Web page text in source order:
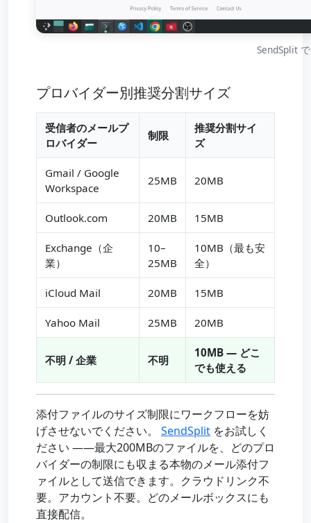
SendSplit
プロバイダー別推奨分割サイズ
受信者のメールプ
ロバイダー
制限
推奨分割サイ
ズ
Gmail / Google
Workspace
25MB 20MB
Outlook.com 20MB 15MB
Exchange（企
業）
10–
25MB
10MB（最も安
全）
iCloud Mail 20MB 15MB
Yahoo Mail 25MB 20MB
不明 / 企業 不明
10MB — どこ
でも使える
添付ファイルのサイズ制限にワークフローを妨
げさせないでください。 SendSplit をお試しく
ださい ——最大200MBのファイルを、どのプロ
バイダーの制限にも収まる本物のメール添付フ
ァイルとして送信できます。クラウドリンク不
要。アカウント不要。どのメールボックスにも
直接配信。